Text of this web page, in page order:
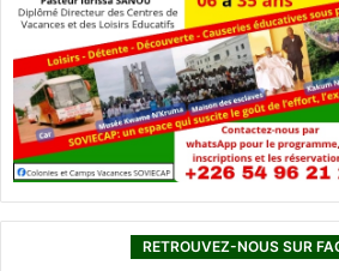
RETROUVEZ-NOUS SUR